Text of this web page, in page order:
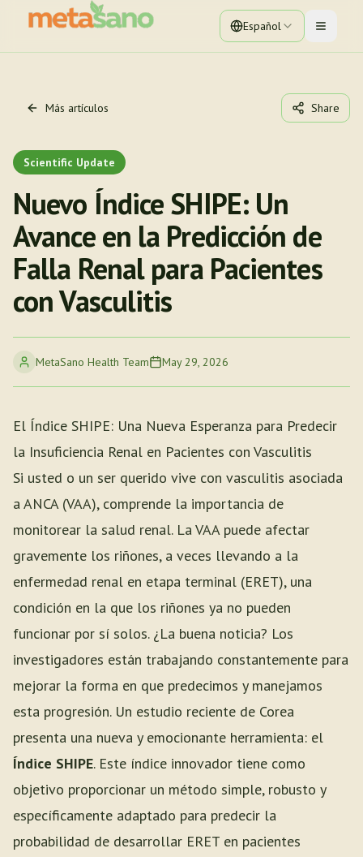
Español Toggle
Más artículos Share
Scientific Update
Nuevo Índice SHIPE: Un
Avance en la Predicción de
Falla Renal para Pacientes
con Vasculitis
MetaSano Health Team May 29, 2026
El Índice SHIPE: Una Nueva Esperanza para Predecir
la Insuficiencia Renal en Pacientes con Vasculitis
Si usted o un ser querido vive con vasculitis asociada
a ANCA (VAA), comprende la importancia de
monitorear la salud renal. La VAA puede afectar
gravemente los riñones, a veces llevando a la
enfermedad renal en etapa terminal (ERET), una
condición en la que los riñones ya no pueden
funcionar por sí solos. ¿La buena noticia? Los
investigadores están trabajando constantemente para
mejorar la forma en que predecimos y manejamos
esta progresión. Un estudio reciente de Corea
presenta una nueva y emocionante herramienta: el
Índice SHIPE. Este índice innovador tiene como
objetivo proporcionar un método simple, robusto y
específicamente adaptado para predecir la
probabilidad de desarrollar ERET en pacientes